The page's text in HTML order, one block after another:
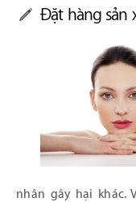
Đặt hàng sản
nhân gây hại khác.